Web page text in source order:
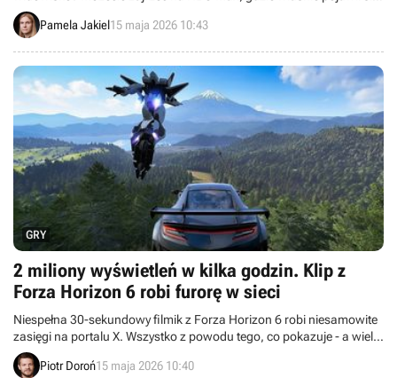
ubiegłoroczny thriller z Jasonem Stathamem.
Pamela Jakiel15 maja 2026 10:43
GRY
2 miliony wyświetleń w kilka godzin. Klip z
Forza Horizon 6 robi furorę w sieci
Niespełna 30-sekundowy filmik z Forza Horizon 6 robi niesamowite
zasięgi na portalu X. Wszystko z powodu tego, co pokazuje - a wielu
graczy twierdzi, że jest to coś wyjątkowego nawet jak na Forzę
Horizon.Piotr Doroń15 maja 2026 10:40